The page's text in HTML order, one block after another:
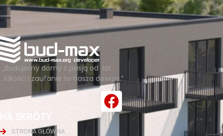
„Budujemy domy z pasją od lat.
Jakość i zaufanie to nasza dewiza.”
NA SKRÓTY
STRONA GŁÓWNA